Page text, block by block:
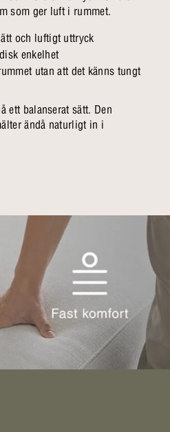
som ger luft i rummet.
och luftigt uttryck
enkelhet
utan att det känns tungt
ett balanserat sätt. Den
ändå naturligt in i